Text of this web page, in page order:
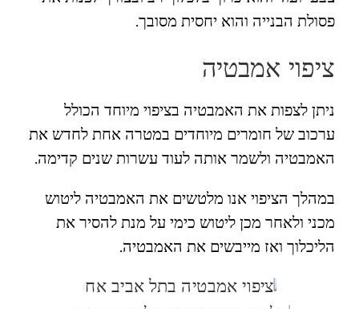
פסולת הבנייה והוא יחסית מסובך.
ציפוי אמבטיה
ניתן לצפות את האמבטיה בציפוי מיוחד הכולל
ערכוב של חומרים מיוחדים במטרה אחת לחדש את
האמבטיה ולשמר אותה לעוד עשרות שנים קדימה.
במהלך הציפוי אנו מלטשים את האמבטיה ליטוש
מכני ולאחר מכן ליטוש כימי על מנת להסיר את
הליכלוך ואז מייבשים את האמבטיה.